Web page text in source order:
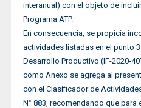
interanual) con el objeto de
Programa ATP.
En consecuencia, se propicia
actividades listadas en el punto
Desarrollo Productivo (IF-2020-
como Anexo se agrega al
con el Clasificador de
N° 883, recomendando que